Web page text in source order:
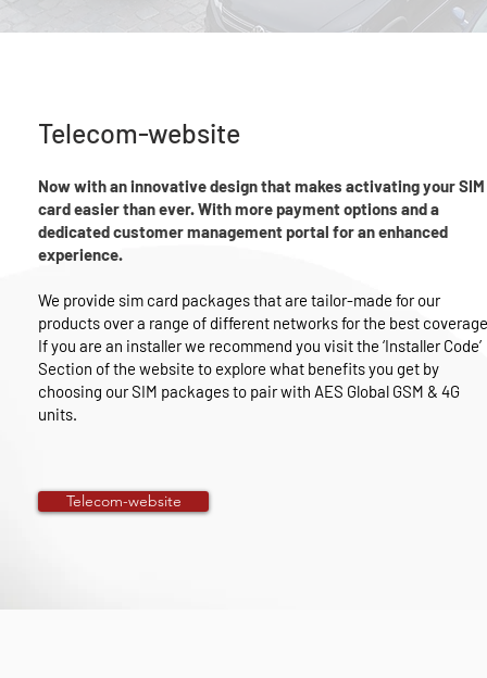
Telecom-website
Now with an innovative design that makes activating your SIM
card easier than ever. With more payment options and a
dedicated customer management portal for an enhanced
experience.
We provide sim card packages that are tailor-made for our
products over a range of different networks for the best
If you are an installer we recommend you visit the ‘Installer Code’
Section of the website to explore what benefits you get by
choosing our SIM packages to pair with AES Global GSM & 4G
units.
Telecom-website